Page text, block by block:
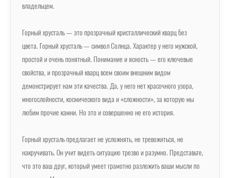
владельцем.
Горный хрусталь — это прозрачный кристаллический кварц без
цвета. Горный хрусталь — символ Солнца. Характер у него мужской,
простой и очень понятный. Понимание и ясность — его ключевые
свойства, и прозрачный кварц всем своим внешним видом
демонстрирует нам эти качества. Да, у него нет красочного узора,
многослойности, космического вида и «сложности», за которую мы
любим прочие камни. Но это и совершенно не его история.
Горный хрусталь предлагает не усложнять, не тревожиться, не
накручивать. Он учит видеть ситуацию трезво и разумно. Представьте,
что это ваш друг, который умеет грамотно разложить ваши мысли по